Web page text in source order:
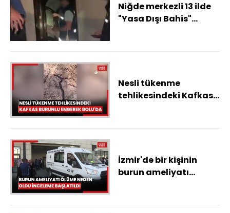
Niğde merkezli 13 ilde
"Yasa Dışı Bahis"
Nesli tükenme
tehlikesindeki Kafkas
İzmir'de bir kişinin
burun ameliyatı